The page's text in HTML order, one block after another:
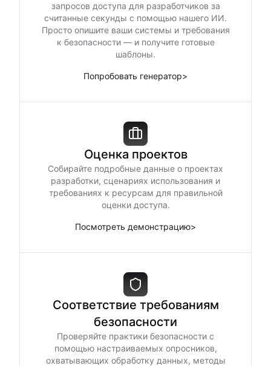
запросов доступа для разработчиков за
считанные секунды с помощью нашего ИИ.
Просто опишите ваши системы и требования
к безопасности — и получите готовые
шаблоны.
Попробовать генератор>
Оценка проектов
Собирайте подробные данные о проектах
разработки, сценариях использования и
требованиях к ресурсам для правильной
оценки доступа.
Посмотреть демонстрацию>
Соответствие требованиям
безопасности
Проверяйте практики безопасности с
помощью настраиваемых опросников,
охватывающих обработку данных, методы